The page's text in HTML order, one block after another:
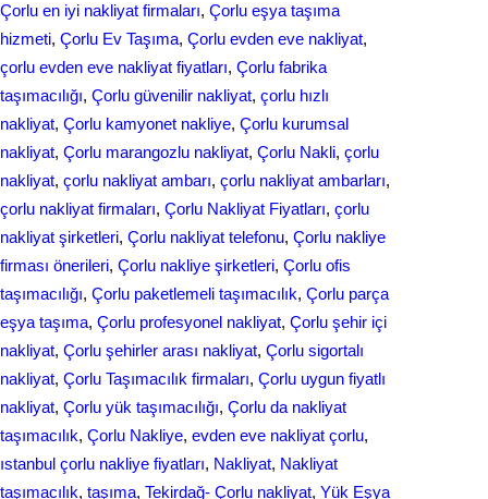
Çorlu en iyi nakliyat firmaları, Çorlu eşya taşıma
hizmeti, Çorlu Ev Taşıma, Çorlu evden eve nakliyat
çorlu evden eve nakliyat fiyatları, Çorlu fabrika
taşımacılığı, Çorlu güvenilir nakliyat, çorlu hızlı
nakliyat, Çorlu kamyonet nakliye, Çorlu kurumsal
nakliyat, Çorlu marangozlu nakliyat, Çorlu Nakli, çorlu
nakliyat, çorlu nakliyat ambarı, çorlu nakliyat ambarları
çorlu nakliyat firmaları, Çorlu Nakliyat Fiyatları, çorlu
nakliyat şirketleri, Çorlu nakliyat telefonu, Çorlu nakliye
firması önerileri, Çorlu nakliye şirketleri, Çorlu ofis
taşımacılığı, Çorlu paketlemeli taşımacılık, Çorlu parça
eşya taşıma, Çorlu profesyonel nakliyat, Çorlu şehir içi
nakliyat, Çorlu şehirler arası nakliyat, Çorlu sigortalı
nakliyat, Çorlu Taşımacılık firmaları, Çorlu uygun fiyatlı
nakliyat, Çorlu yük taşımacılığı, Çоrlu da nakliyat
tаşımаcılık, Çоrlu Naklіye, evden eve nakliyat çorlu
ıstanbul çorlu nakliye fiyatları, Nakliyat, Nakliyat
taşımaсılık, taşıma, Tekirdağ- Çorlu nakliyat, Yük Eşya